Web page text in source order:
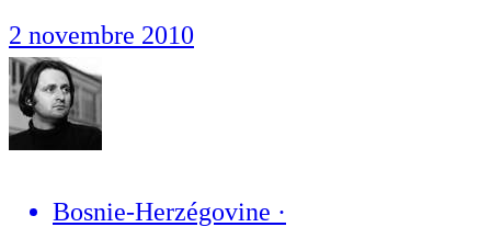
2 novembre 2010
Bosnie-Herzégovine ·